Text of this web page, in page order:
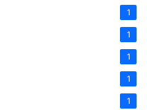
1
1
1
1
1